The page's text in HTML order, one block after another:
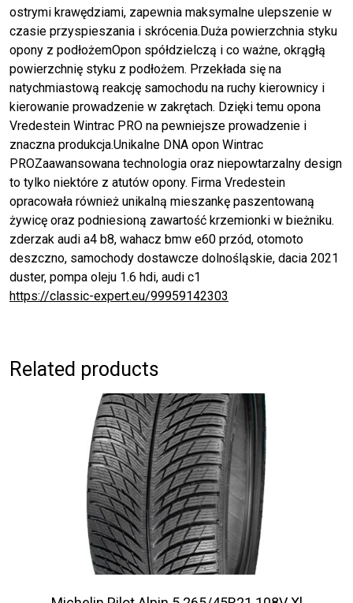
ostrymi krawędziami, zapewnia maksymalne ulepszenie w
czasie przyspieszania i skrócenia.Duża powierzchnia styku
opony z podłożemOpon spółdzielczą i co ważne, okrągłą
powierzchnię styku z podłożem. Przekłada się na
natychmiastową reakcję samochodu na ruchy kierownicy i
kierowanie prowadzenie w zakrętach. Dzięki temu opona
Vredestein Wintrac PRO na pewniejsze prowadzenie i
znaczna produkcja.Unikalne DNA opon Wintrac
PROZaawansowana technologia oraz niepowtarzalny design
to tylko niektóre z atutów opony. Firma Vredestein
opracowała również unikalną mieszankę paszentowaną
żywicę oraz podniesioną zawartość krzemionki w bieżniku.
zderzak audi a4 b8, wahacz bmw e60 przód, otomoto
deszczno, samochody dostawcze dolnośląskie, dacia 2021
duster, pompa oleju 1.6 hdi, audi c1
https://classic-expert.eu/99959142303
Related products